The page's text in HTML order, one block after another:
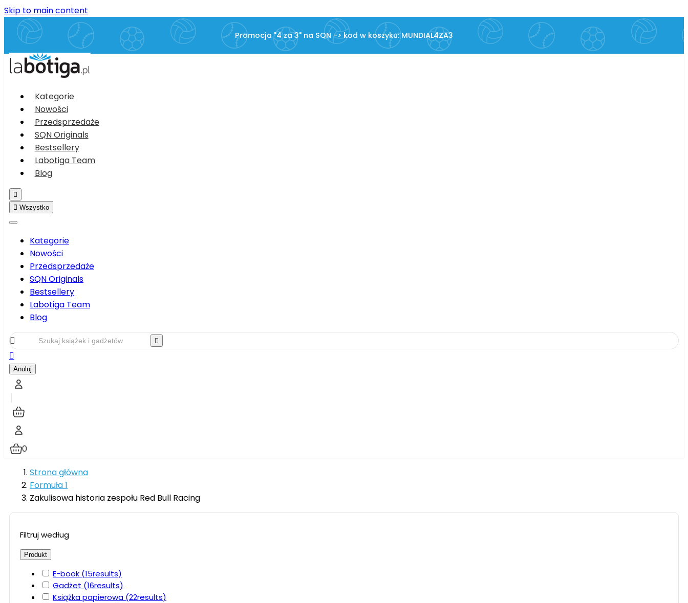
Skip to main content
Promocja "4 za 3" na SQN -> kod w koszyku: MUNDIAL4ZA3
Kategorie
Nowości
Przedsprzedaże
SQN Originals
Bestsellery
Labotiga Team
Blog

 Wszystko
Kategorie
Nowości
Przedsprzedaże
SQN Originals
Bestsellery
Labotiga Team
Blog
 

Anuluj
0
Strona główna
Formuła 1
Zakulisowa historia zespołu Red Bull Racing
Filtruj według
Produkt
E-book (15results)
Gadżet (16results)
Książka papierowa (22results)